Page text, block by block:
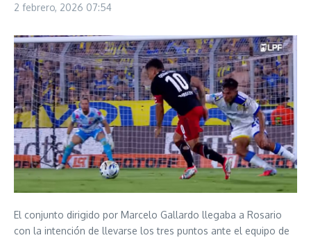
2 febrero, 2026 07:54
El conjunto dirigido por Marcelo Gallardo llegaba a Rosario
con la intención de llevarse los tres puntos ante el equipo de